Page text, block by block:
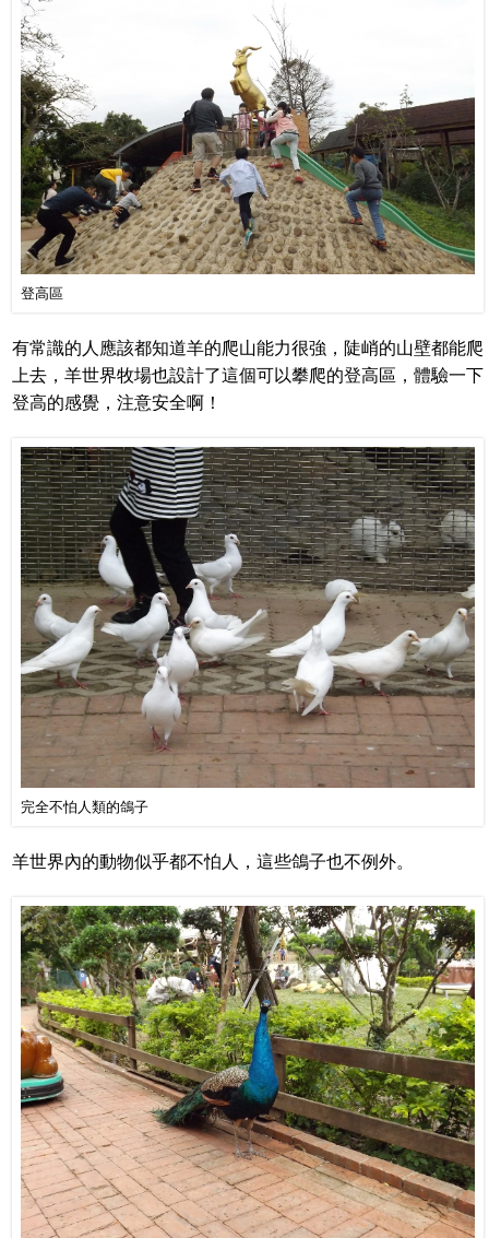
登高區
有常識的人應該都知道羊的爬山能力很強，陡峭的山壁都能爬
上去，羊世界牧場也設計了這個可以攀爬的登高區，體驗一下
登高的感覺，注意安全啊！
完全不怕人類的鴿子
羊世界內的動物似乎都不怕人，這些鴿子也不例外。